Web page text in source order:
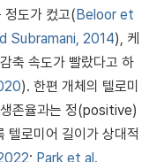
정도가 컸고(Beloor et
Subramani, 2014), 케
축 속도가 빨랐다고 하
). 한편 개체의 텔로미
존율과는 정(positive)
텔로미어 길이가 상대적
; Park et al.,